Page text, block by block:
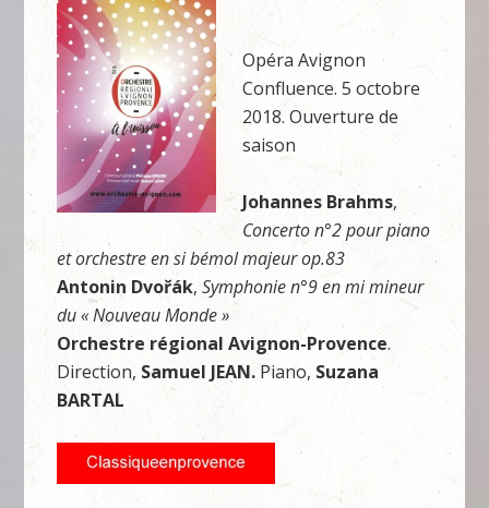
Opéra Avignon
Confluence. 5 octobre
2018. Ouverture de
saison
Johannes Brahms,
Concerto n°2 pour piano
et orchestre en si bémol majeur op.83
Antonin Dvořák,Symphonie n°9 en mi mineur
du « Nouveau Monde »
Orchestre régional Avignon-Provence.
Direction, Samuel JEAN. Piano, Suzana
BARTAL